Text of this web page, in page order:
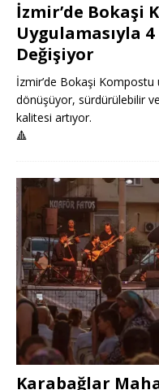
İzmir’de Bokaşi
Uygulamasıyla
Değişiyor
İzmir’de Bokaşi Kompostu
dönüşüyor, sürdürülebilir
kalitesi artıyor.
🔺
Karabağlar